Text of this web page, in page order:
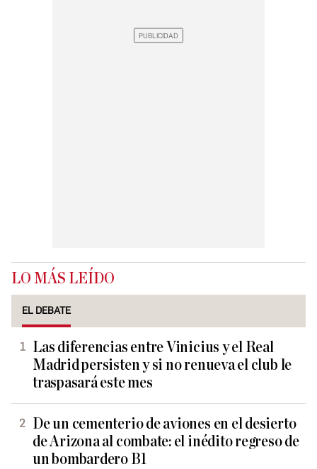
LO MÁS LEÍDO
EL DEBATE
Las diferencias entre Vinicius y el Real
Madrid persisten y si no renueva el club le
traspasará este mes
De un cementerio de aviones en el desierto
de Arizona al combate: el inédito regreso de
un bombardero B1